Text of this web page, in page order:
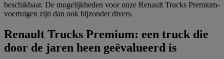
beschikbaar. De mogelijkheden voor onze Renault Trucks Premium-
voertuigen zijn dan ook bijzonder divers.
Renault Trucks Premium: een truck die
door de jaren heen geëvalueerd is